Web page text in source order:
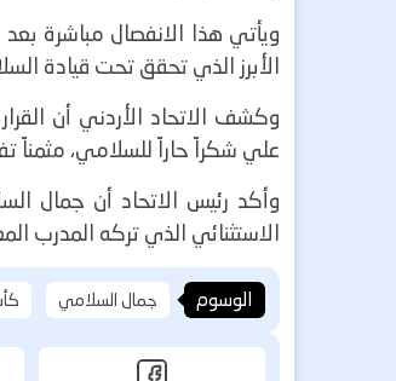
ويأتي هذا الانفصال مباشرة
الأبرز الذي تحقق تحت قيادة
وكشف الاتحاد الأردني أن
علي شكراً حاراً للسلامي، مثمناً
وأكد رئيس الاتحاد أن جمال
الاستثنائي الذي تركه المدرب
الوسوم جمال السلامي